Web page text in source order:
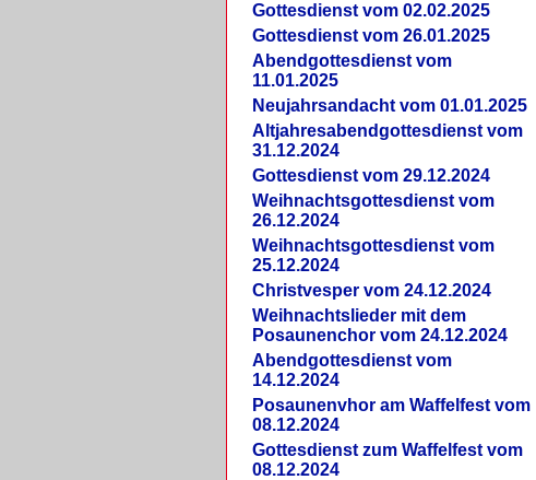
Gottesdienst vom 02.02.2025
Gottesdienst vom 26.01.2025
Abendgottesdienst vom
11.01.2025
Neujahrsandacht vom 01.01.2025
Altjahresabendgottesdienst vom
31.12.2024
Gottesdienst vom 29.12.2024
Weihnachtsgottesdienst vom
26.12.2024
Weihnachtsgottesdienst vom
25.12.2024
Christvesper vom 24.12.2024
Weihnachtslieder mit dem
Posaunenchor vom 24.12.2024
Abendgottesdienst vom
14.12.2024
Posaunenvhor am Waffelfest vom
08.12.2024
Gottesdienst zum Waffelfest vom
08.12.2024